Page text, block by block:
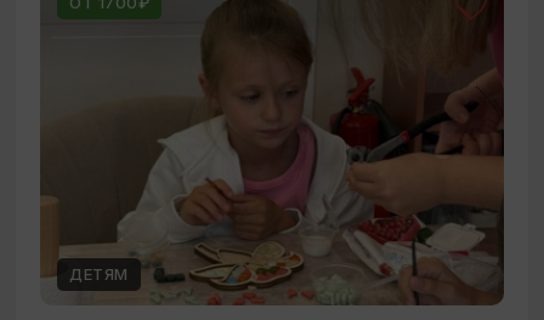
ДЕТЯМ